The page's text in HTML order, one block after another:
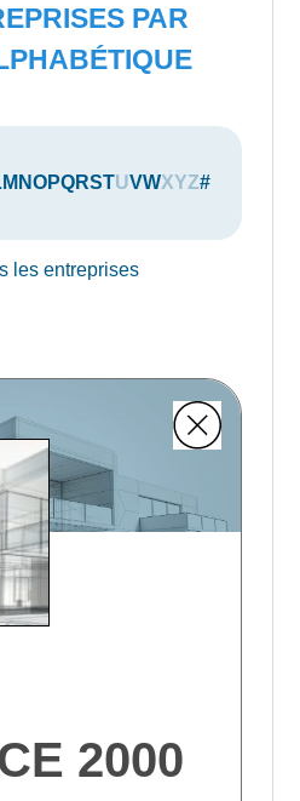
PAR
M NOPQRSTUVWXYZ#
les entreprises
2000